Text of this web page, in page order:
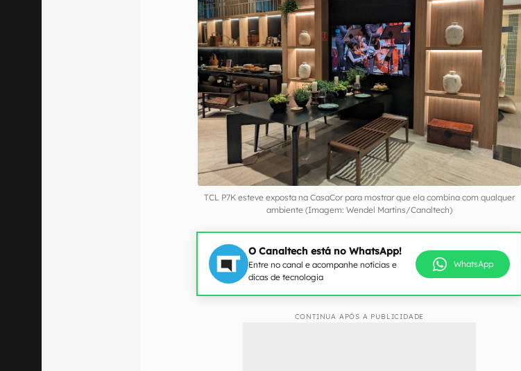
TCL P7K esteve exposta na CasaCor para mostrar que ela combina com qualquer
ambiente (Imagem: Wendel Martins/Canaltech)
O Canaltech está no WhatsApp!
Entre no canal e acompanhe notícias e
dicas de tecnologia
WhatsApp
CONTINUA APÓS A PUBLICIDADE